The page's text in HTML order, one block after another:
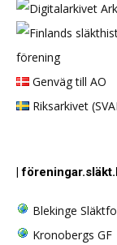
förening
Genväg till AO
Riksarkivet
|
Blekinge
Kronobergs GF